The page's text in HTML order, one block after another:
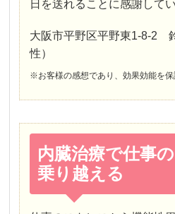
日を送れることに感謝してい
大阪市平野区平野東1-8-2
性）
※お客様の感想であり、効果効能を保
内臓治療で仕事
乗り越える